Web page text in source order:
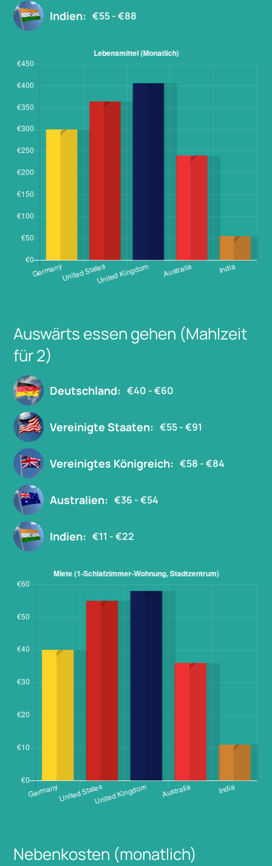
Indien: €55 - €88
Auswärts essen gehen (Mahlzeit
für 2)
Deutschland: €40 - €60
Vereinigte Staaten: €55 - €91
Vereinigtes Königreich: €58 - €84
Australien: €36 - €54
Indien: €11 - €22
Nebenkosten (monatlich)